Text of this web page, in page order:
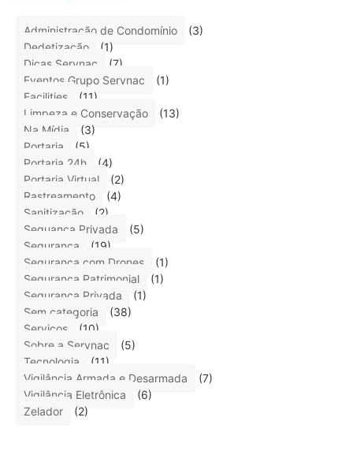
Administração de Condomínio
(3)
Dedetização
(1)
Dicas Servnac
(7)
Eventos Grupo Servnac
(1)
Facilities
(11)
Limpeza e Conservação
(13)
Na Mídia
(3)
Portaria
(5)
Portaria 24h
(4)
Portaria Virtual
(2)
Rastreamento
(4)
Sanitização
(2)
Seguança Privada
(5)
Segurança
(19)
Segurança com Drones
(1)
Segurança Patrimonial
(1)
Segurança Privada
(1)
Sem categoria
(38)
Serviços
(10)
Sobre a Servnac
(5)
Tecnologia
(11)
Vigilância Armada e Desarmada
(7)
Vigilância Eletrônica
(6)
Zelador
(2)